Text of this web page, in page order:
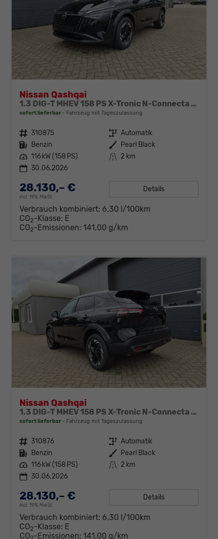
Nissan Qashqai
1.3 DIG-T MHEV 158 PS X-Tronic N-Connecta Teil-Leder PanoGlasdach Klimaautomatik Sitzheizung Lenkradheizung Navi ACC PDC v+h 360°Kamera DAB Bluetooth Touchscreen Apple CarPlay Android Auto 18"LM
sofort lieferbar Fahrzeug mit Tageszulassung
Fahrzeugnr. 310875 Getriebe Automatik
Kraftstoff Benzin Außenfarbe Pearl Black
Leistung 116 kW (158 PS) Kilometerstand 2 km
30.06.2026
28.130,– €
incl. 19% MwSt.
Details
Verbrauch kombiniert: 6,30 l/100km
CO2-Klasse: E
CO2-Emissionen: 141,00 g/km
Nissan Qashqai
1.3 DIG-T MHEV 158 PS X-Tronic N-Connecta Teil-Leder PanoGlasdach Klimaautomatik Sitzheizung Lenkradheizung Navi ACC PDC v+h 360°Kamera DAB Bluetooth Touchscreen Apple CarPlay Android Auto 18"LM
sofort lieferbar Fahrzeug mit Tageszulassung
Fahrzeugnr. 310876 Getriebe Automatik
Kraftstoff Benzin Außenfarbe Pearl Black
Leistung 116 kW (158 PS) Kilometerstand 2 km
30.06.2026
28.130,– €
incl. 19% MwSt.
Details
Verbrauch kombiniert: 6,30 l/100km
CO2-Klasse: E
CO -Emissionen: 141,00 g/km